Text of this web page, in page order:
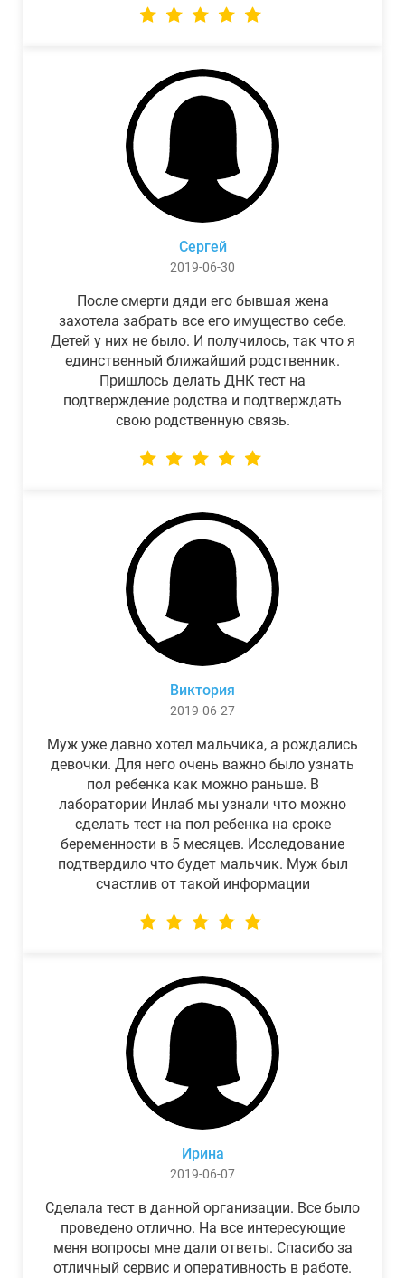
Сергей
2019-06-30
После смерти дяди его бывшая жена
захотела забрать все его имущество себе.
Детей у них не было. И получилось, так что я
единственный ближайший родственник.
Пришлось делать ДНК тест на
подтверждение родства и подтверждать
свою родственную связь.
Виктория
2019-06-27
Муж уже давно хотел мальчика, а рождались
девочки. Для него очень важно было узнать
пол ребенка как можно раньше. В
лаборатории Инлаб мы узнали что можно
сделать тест на пол ребенка на сроке
беременности в 5 месяцев. Исследование
подтвердило что будет мальчик. Муж был
счастлив от такой информации
Ирина
2019-06-07
Сделала тест в данной организации. Все было
проведено отлично. На все интересующие
меня вопросы мне дали ответы. Спасибо за
отличный сервис и оперативность в работе.